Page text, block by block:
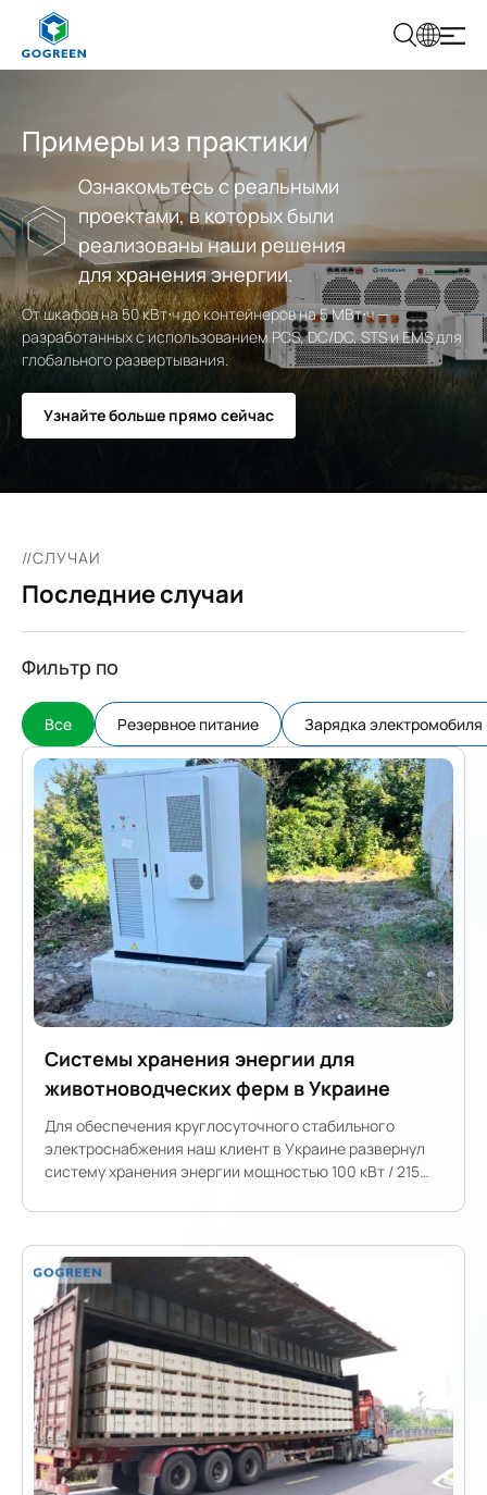
Примеры из практики
Ознакомьтесь с реальными
проектами, в которых были
реализованы наши решения
для хранения энергии.
От шкафов на 50 кВт⋅ч до контейнеров на 5 МВт⋅ч —
разработанных с использованием PCS, DC/DC, STS и EMS для
глобального развертывания.
Узнайте больше прямо сейчас
//СЛУЧАИ
Последние случаи
Фильтр по
Все Резервное питание Зарядка
Системы хранения энергии для
животноводческих ферм в Украине
Для обеспечения круглосуточного стабильного
электроснабжения наш клиент в Украине развернул
систему хранения энергии мощностью 100 кВт / 215
сельскохозяйственных операций.